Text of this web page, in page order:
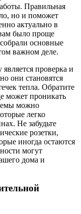
Правильная
но и поможет
актуально в
было проще
основные
важном деле.
проверка и
они становятся
тепла. Обратите
может проникать
можно
легко
Не забудьте
розетки,
иногда остаются
могут
дома и